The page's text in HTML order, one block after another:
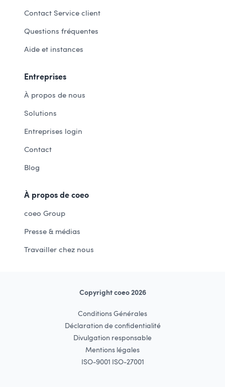
Contact Service client
Questions fréquentes
Aide et instances
Entreprises
À propos de nous
Solutions
Entreprises login
Contact
Blog
À propos de coeo
coeo Group
Presse & médias
Travailler chez nous
Copyright coeo 2026
Conditions Générales
Déclaration de confidentialité
Divulgation responsable
Mentions légales
ISO-9001 ISO-27001